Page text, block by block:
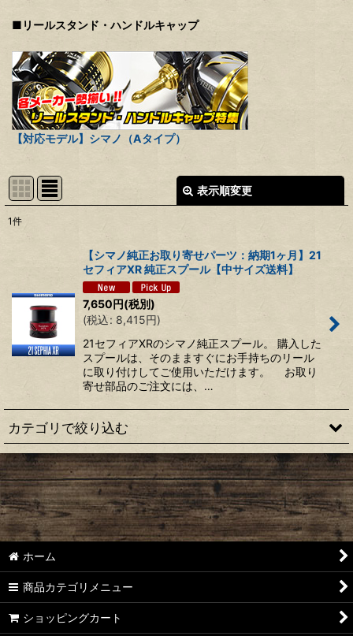
■リールスタンド・ハンドルキャップ
【対応モデル】シマノ（Aタイプ）
表示順変更
表示数
絞り込む
1件
【シマノ純正お取り寄せパーツ：納期1ヶ月】21
セフィアXR 純正スプール【中サイズ送料】
7,650円(税別)
(税込: 8,415円)
21セフィアXRのシマノ純正スプール。 購入した
スプールは、そのまますぐにお手持ちのリール
に取り付けしてご使用いただけます。 お取り
寄せ部品のご注文には、…
カテゴリで絞り込む
【シマノ】22ステラ［STELLA］対応 カスタムパーツ
【シマノ】18-19ステラ［STELLA］対応 カスタムパーツ
【シマノ】14ステラ［STELLA］対応 カスタムパーツ
【シマノ】10ステラ［STELLA］対応 カスタムパーツ
【シマノ】07ステラ［STELLA］対応 カスタムパーツ
ホーム
商品カテゴリメニュー
ショッピングカート